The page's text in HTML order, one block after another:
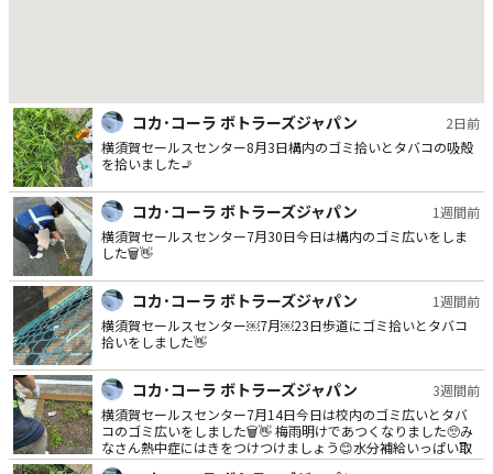
コカ･コーラ ボトラーズジャパン
2日前
横須賀セールスセンター8月3日構内のゴミ拾いとタバコの吸殻
を拾いました🚬
コカ･コーラ ボトラーズジャパン
1週間前
横須賀セールスセンター7月30日今日は構内のゴミ広いをしま
した🗑👋
コカ･コーラ ボトラーズジャパン
1週間前
横須賀セールスセンター￼7月￼23日歩道にゴミ拾いとタバコ
拾いをしました👋
コカ･コーラ ボトラーズジャパン
3週間前
横須賀セールスセンター7月14日今日は校内のゴミ広いとタバ
コのゴミ広いをしました🗑👋 梅雨明けであつくなりました🥺み
なさん熱中症にはきをつけつけましょう😊水分補給いっぱい取
ってください🥤